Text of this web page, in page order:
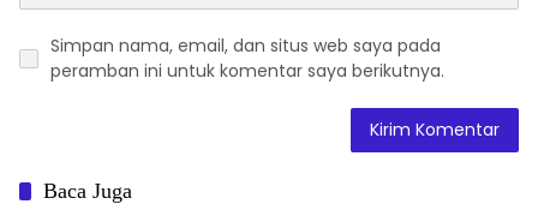
Simpan nama, email, dan situs web saya pada
peramban ini untuk komentar saya berikutnya.
Baca Juga